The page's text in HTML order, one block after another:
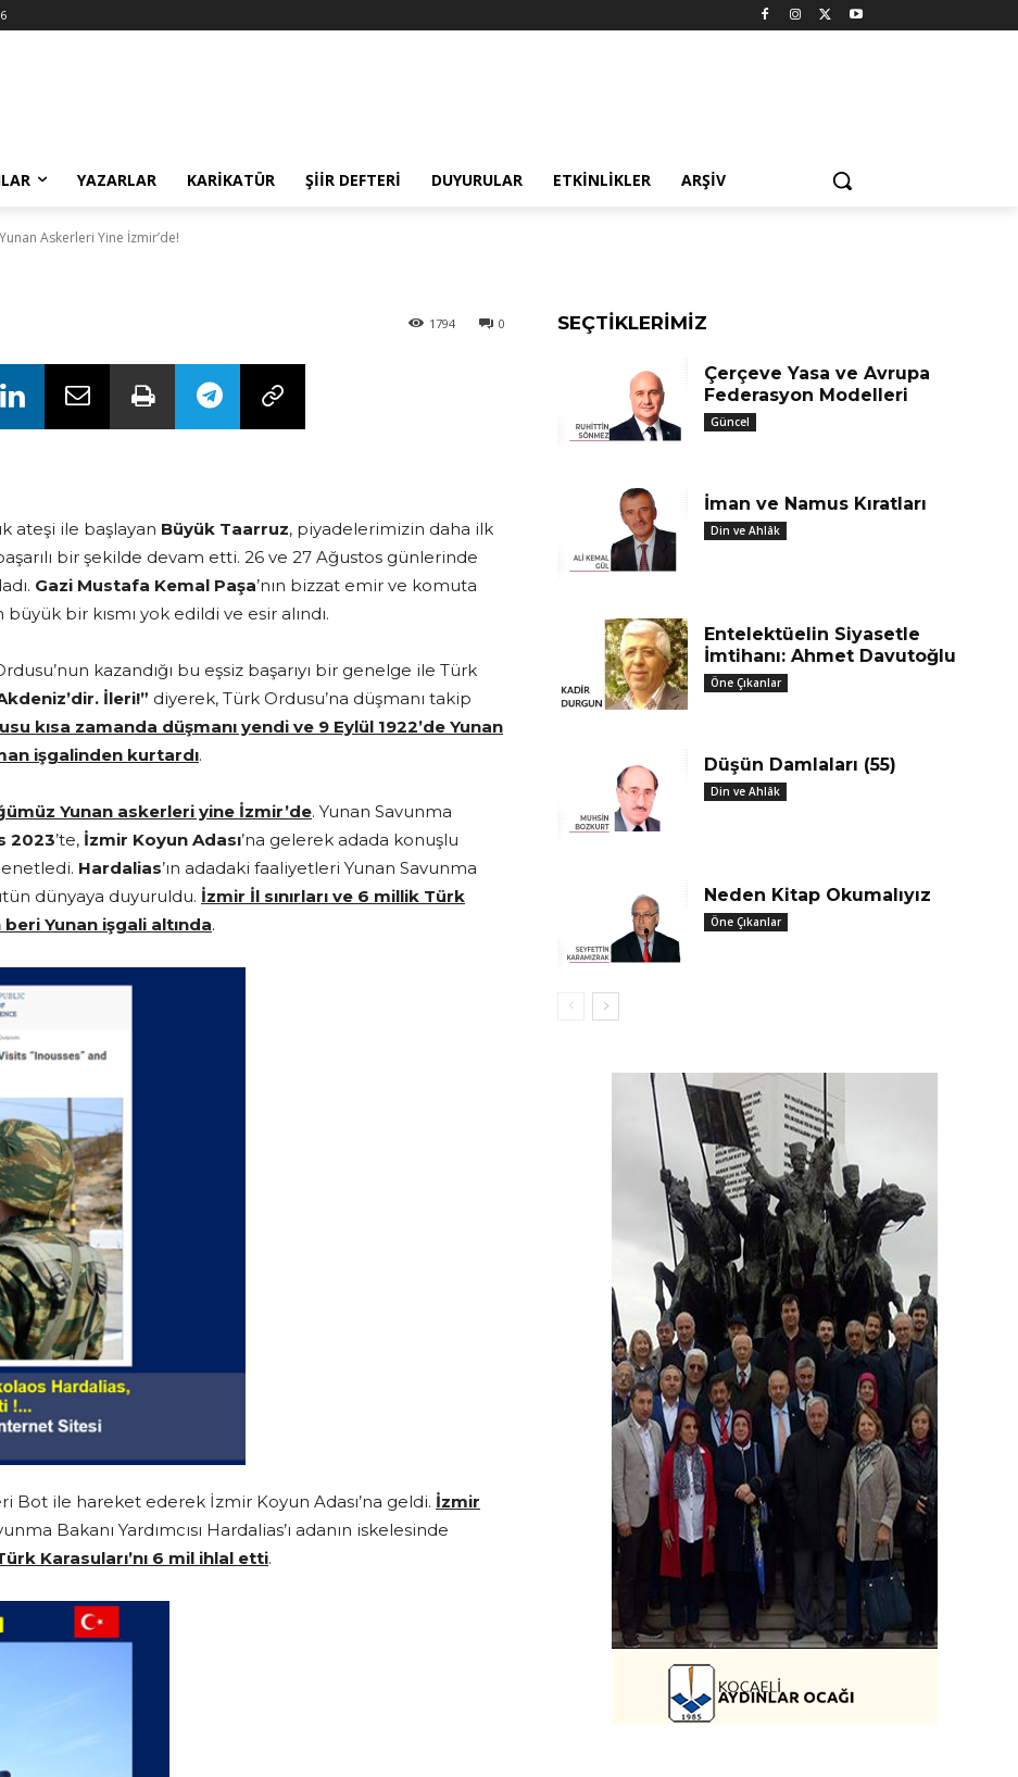
YAZARLAR KARIKATÜR ŞIIR DEFTERI DUYURULAR ETKINLIKLER ARŞIV
Askerleri Yine İzmir’de!
İzmir’de Denize
Yunan Askerleri Yine
0
1794
ateşi ile başlayan Büyük Taarruz, piyadelerimizin daha ilk
bir şekilde devam etti. 26 ve 27 Ağustos günlerinde
Gazi Mustafa Kemal Paşa’nın bizzat emir ve komuta
bir kısmı yok edildi ve esir alındı.
kazandığı bu eşsiz başarıyı bir genelge ile Türk
İleri!” diyerek, Türk Ordusu’na düşmanı takip
kısa zamanda düşmanı yendi ve 9 Eylül 1922’de Yunan
işgalinden kurtardı.
Yunan askerleri yine İzmir’de. Yunan Savunma
2023’te, İzmir Koyun Adası’na gelerek adada konuşlu
Hardalias’ın adadaki faaliyetleri Yunan Savunma
dünyaya duyuruldu. İzmir İl sınırları ve 6 millik Türk
Yunan işgali altında.
Bot ile hareket ederek İzmir Koyun Adası’na geldi. İzmir
Bakanı Yardımcısı Hardalias’ı adanın iskelesinde
Karasuları’nı 6 mil ihlal etti.
SEÇTIKLERIMIZ
Çerçeve Yasa ve Avrupa
Federasyon Modelleri
Güncel
İman ve Namus Kıratları
Din ve Ahlâk
Entelektüelin Siyasetle
İmtihanı: Ahmet Davutoğlu
Öne Çıkanlar
Düşün Damlaları (55)
Din ve Ahlâk
Neden Kitap Okumalıyız
Öne Çıkanlar